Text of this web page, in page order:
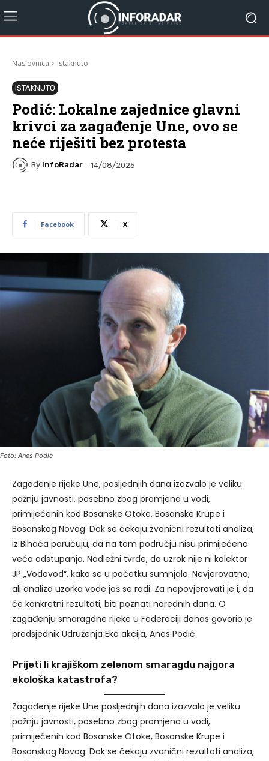
Naslovnica Istaknuto
ISTAKNUTO
Podić: Lokalne zajednice glavni
krivci za zagađenje Une, ovo se
neće riješiti bez protesta
By InfoRadar 14/08/2025
Facebook X
Foto: Anes Podić
Zagađenje rijeke Une, posljednjih dana izazvalo je veliku
pažnju javnosti, posebno zbog promjena u vodi,
primijećenih kod Bosanske Otoke, Bosanske Krupe i
Bosanskog Novog. Dok se čekaju zvanični rezultati analiza,
iz Bihaća poručuju, da na tom području nisu primijećena
veća odstupanja. Nadležni tvrde, da uzrok nije ni kolektor
JP „Vodovod“, kako se u početku sumnjalo. Nevjerovatno,
ali analiza uzorka vode još se radi. Za nepovjerovati je i, da
će konkretni rezultati, biti poznati narednih dana. O
zagađenju smaragdne rijeke u Federaciji danas govorio je
predsjednik Udruženja Eko akcija, Anes Podić.
Prijeti li krajiškom zelenom smaragdu najgora
ekološka katastrofa?
Zagađenje rijeke Une posljednjih dana izazvalo je veliku
pažnju javnosti, posebno zbog promjena u vodi,
primijećenih kod Bosanske Otoke, Bosanske Krupe i
Bosanskog Novog. Dok se čekaju zvanični rezultati analiza,